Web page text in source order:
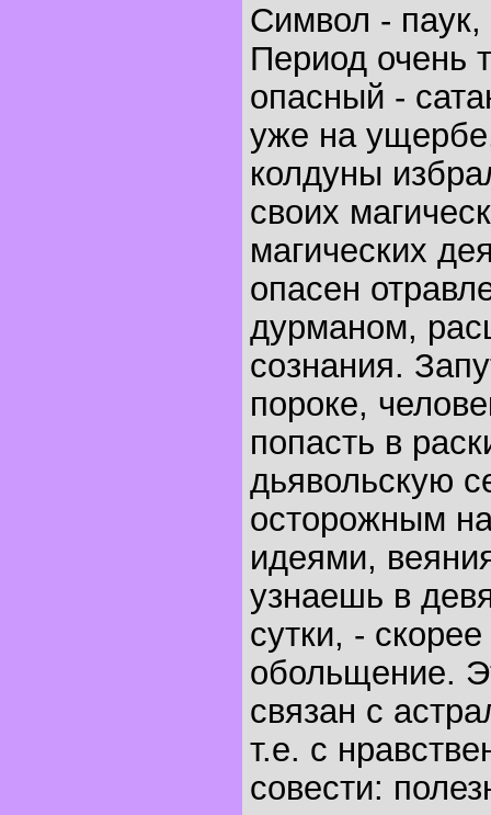
Символ - паук,
Период очень
опасный -
уже на
колдуны
своих
магических
опасен
дурманом,
сознания.
пороке,
попасть в
дьявольскую
осторожным
идеями,
узнаешь в
сутки, -
обольщение.
связан с
т.е. с
совести: